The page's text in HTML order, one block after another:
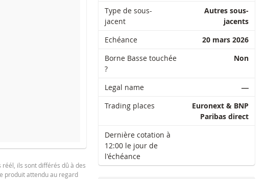
ils sont différés dû à des
produit attendu au regard
Type de sous-
jacent
Autres sous-
jacents
Echéance
20 mars 2026
Borne Basse touchée
?
Non
Legal name
―
Trading places
Euronext & BNP
Paribas direct
Dernière cotation à
12:00 le jour de
l'échéance